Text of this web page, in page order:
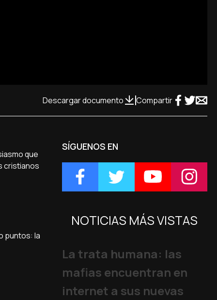
Descargar documento Compartir
que
cristianos
puntos: la
SÍGUENOS EN
NOTICIAS MÁS VISTAS
La trata humana: las
mafias encuentran en
internet a sus nuevas